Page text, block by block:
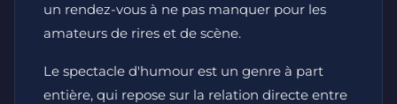
un rendez-vous à ne pas manquer pour les
amateurs de rires et de scène.
Le spectacle d'humour est un genre à part
entière, qui repose sur la relation directe entre